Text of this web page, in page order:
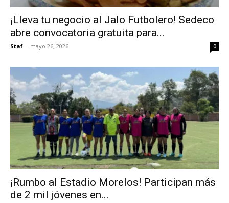
¡Lleva tu negocio al Jalo Futbolero! Sedeco
abre convocatoria gratuita para...
Staf - mayo 26, 2026 0
¡Rumbo al Estadio Morelos! Participan más
de 2 mil jóvenes en...